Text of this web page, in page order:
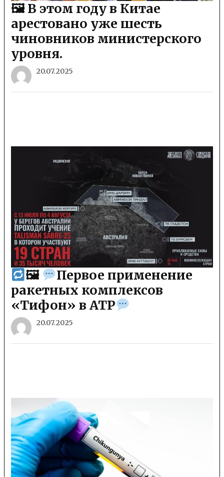
🖼 В этом году в Китае
арестовано уже шесть
чиновников министерского
уровня.
20.07.2025
🖼
Первое применение
ракетных комплексов
«Тифон» в АТР
20.07.2025